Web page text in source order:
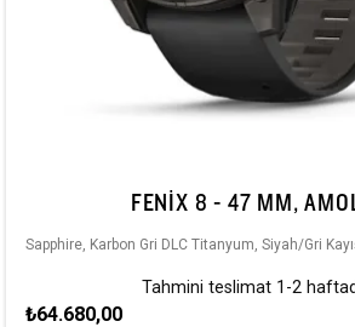
FENIX 8 - 47 MM,
Sapphire, Karbon Gri DLC Titanyum, Siyah/Gri
Tahmini teslimat 1-2
₺64.680,00